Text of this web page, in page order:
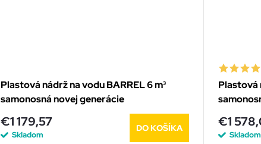
Plastová nádrž na vodu BARREL 6 m³
samonosná novej generácie
€1 179,57
Skladom
DO KOŠÍKA
Plastová
€1
Skladom